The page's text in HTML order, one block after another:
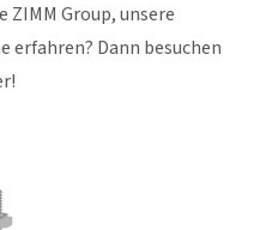
ZIMM Group, unsere
erfahren? Dann besuchen